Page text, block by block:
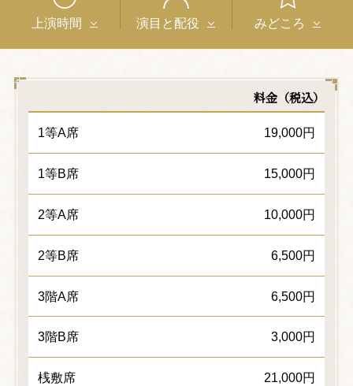
上演時間 演目と配役 みどころ
料金（税込）
1等A席 19,000円
1等B席 15,000円
2等A席 10,000円
2等B席 6,500円
3階A席 6,500円
3階B席 3,000円
桟敷席 21,000円